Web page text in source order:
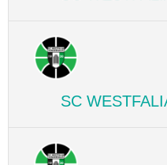
SC